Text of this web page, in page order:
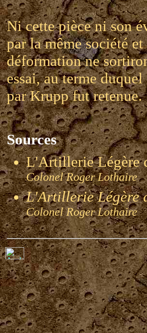
Ni cette pièce ni son
par la même société
déformation ne
essai, au terme
par Krupp fut retenue.
Sources
L'Artillerie Légère
Colonel Roger
L'Artillerie Légère
Colonel Roger